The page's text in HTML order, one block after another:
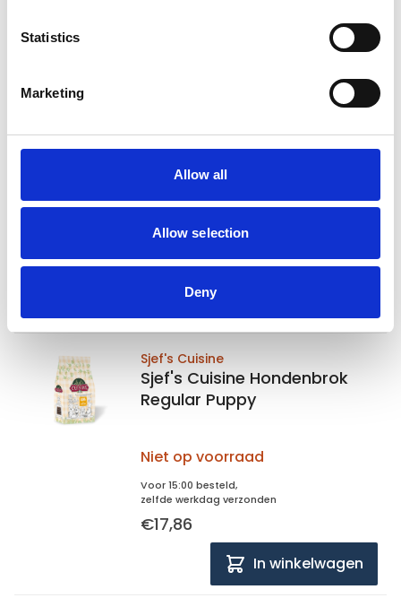
Statistics
Marketing
Allow all
Allow selection
Deny
In winkelwagen
Regular Adult
zelfde werkdag verzonden
€49,95
Sjef's Cuisine
Sjef's Cuisine Hondenbrok
Regular Puppy
Niet op voorraad
Voor 15:00 besteld,
zelfde werkdag verzonden
€17,86
In winkelwagen